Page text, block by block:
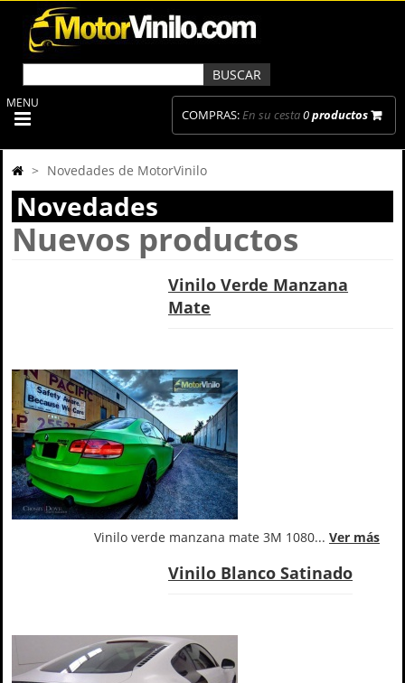
COMPRAS:En su cesta0productos
MENU
> Novedades de MotorVinilo
Novedades
Nuevos productos
Vinilo Verde Manzana
Mate
Vinilo verde manzana mate 3M 1080... Ver más
Vinilo Blanco Satinado